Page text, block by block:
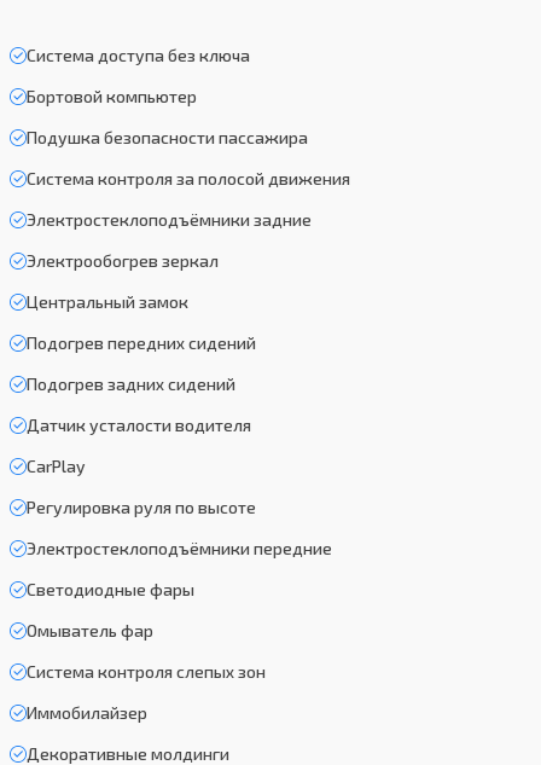
Система доступа без ключа
Бортовой компьютер
Подушка безопасности пассажира
Система контроля за полосой движения
Электростеклоподъёмники задние
Электрообогрев зеркал
Центральный замок
Подогрев передних сидений
Подогрев задних сидений
Датчик усталости водителя
CarPlay
Регулировка руля по высоте
Электростеклоподъёмники передние
Светодиодные фары
Омыватель фар
Система контроля слепых зон
Иммобилайзер
Декоративные молдинги